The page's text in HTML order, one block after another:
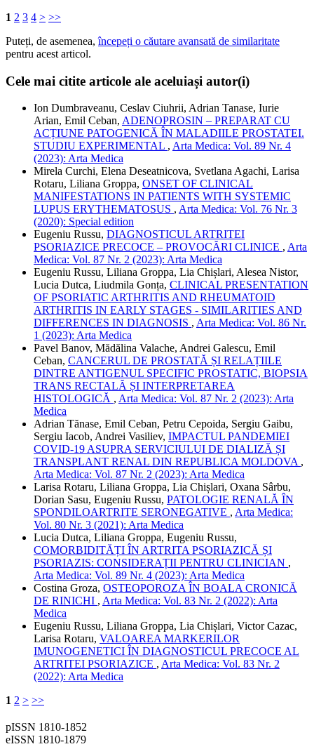
1 2 3 4 > >>
Puteți, de asemenea,începeți o căutare avansată de similaritate
pentru acest articol.
Cele mai citite articole ale aceluiași autor(i)
Ion Dumbraveanu, Ceslav Ciuhrii, Adrian Tanase, Iurie
Arian, Emil Ceban, ADENOPROSIN – PREPARAT CU
ACȚIUNE PATOGENICĂ ÎN MALADIILE PROSTATEI.
STUDIU EXPERIMENTAL , Arta Medica: Vol. 89 Nr. 4
(2023): Arta Medica
Mirela Curchi, Elena Deseatnicova, Svetlana Agachi, Larisa
Rotaru, Liliana Groppa, ONSET OF CLINICAL
MANIFESTATIONS IN PATIENTS WITH SYSTEMIC
LUPUS ERYTHEMATOSUS , Arta Medica: Vol. 76 Nr. 3
(2020): Special edition
Eugeniu Russu, DIAGNOSTICUL ARTRITEI
PSORIAZICE PRECOCE – PROVOCĂRI CLINICE , Arta
Medica: Vol. 87 Nr. 2 (2023): Arta Medica
Eugeniu Russu, Liliana Groppa, Lia Chișlari, Alesea Nistor,
Lucia Dutca, Liudmila Gonța, CLINICAL PRESENTATION
OF PSORIATIC ARTHRITIS AND RHEUMATOID
ARTHRITIS IN EARLY STAGES - SIMILARITIES AND
DIFFERENCES IN DIAGNOSIS , Arta Medica: Vol. 86 Nr.
1 (2023): Arta Medica
Pavel Banov, Mădălina Valache, Andrei Galescu, Emil
Ceban, CANCERUL DE PROSTATĂ ȘI RELAȚIILE
DINTRE ANTIGENUL SPECIFIC PROSTATIC, BIOPSIA
TRANS RECTALĂ ȘI INTERPRETAREA
HISTOLOGICĂ , Arta Medica: Vol. 87 Nr. 2 (2023): Arta
Medica
Adrian Tănase, Emil Ceban, Petru Cepoida, Sergiu Gaibu,
Sergiu Iacob, Andrei Vasiliev, IMPACTUL PANDEMIEI
COVID-19 ASUPRA SERVICIULUI DE DIALIZĂ ȘI
TRANSPLANT RENAL DIN REPUBLICA MOLDOVA ,
Arta Medica: Vol. 87 Nr. 2 (2023): Arta Medica
Larisa Rotaru, Liliana Groppa, Lia Chișlari, Oxana Sârbu,
Dorian Sasu, Eugeniu Russu, PATOLOGIE RENALĂ ÎN
SPONDILOARTRITE SERONEGATIVE , Arta Medica:
Vol. 80 Nr. 3 (2021): Arta Medica
Lucia Dutca, Liliana Groppa, Eugeniu Russu,
COMORBIDITĂȚI ÎN ARTRITA PSORIAZICĂ ȘI
PSORIAZIS: CONSIDERAȚII PENTRU CLINICIAN ,
Arta Medica: Vol. 89 Nr. 4 (2023): Arta Medica
Costina Groza, OSTEOPOROZA ÎN BOALA CRONICĂ
DE RINICHI , Arta Medica: Vol. 83 Nr. 2 (2022): Arta
Medica
Eugeniu Russu, Liliana Groppa, Lia Chișlari, Victor Cazac,
Larisa Rotaru, VALOAREA MARKERILOR
IMUNOGENETICI ÎN DIAGNOSTICUL PRECOCE AL
ARTRITEI PSORIAZICE , Arta Medica: Vol. 83 Nr. 2
(2022): Arta Medica
1 2 > >>
pISSN 1810-1852
eISSN 1810-1879